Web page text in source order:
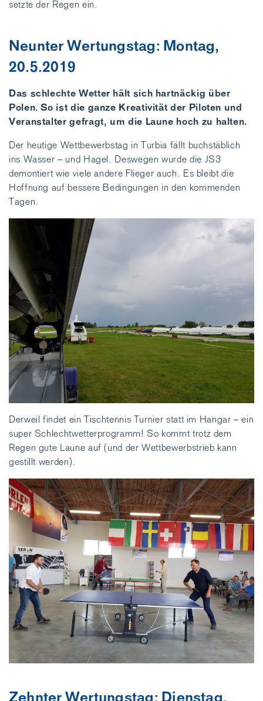
setzte der Regen ein.
Neunter Wertungstag: Montag,
20.5.2019
Das schlechte Wetter hält sich hartnäckig über
Polen. So ist die ganze Kreativität der Piloten und
Veranstalter gefragt, um die Laune hoch zu halten.
Der heutige Wettbewerbstag in Turbia fällt buchstäblich
ins Wasser – und Hagel. Deswegen wurde die JS3
demontiert wie viele andere Flieger auch. Es bleibt die
Hoffnung auf bessere Bedingungen in den kommenden
Tagen.
Derweil findet ein Tischtennis Turnier statt im Hangar – ein
super Schlechtwetterprogramm! So kommt trotz dem
Regen gute Laune auf (und der Wettbewerbstrieb kann
gestillt werden).